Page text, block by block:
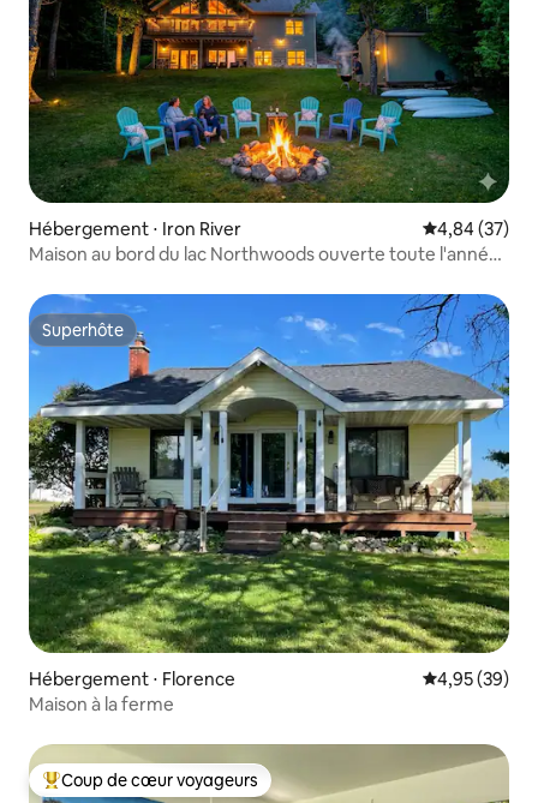
Hébergement ⋅ Iron River Évaluation
4,84 (37)
Maison au bord du lac Northwoods ouverte toute l'année
12 personnes
Superhôte
Superhôte
Hébergement ⋅ Florence Évaluation
4,95 (39)
Maison à la ferme
Coups de cœur voyageurs les plus appréciés
Coup de cœur voyageurs